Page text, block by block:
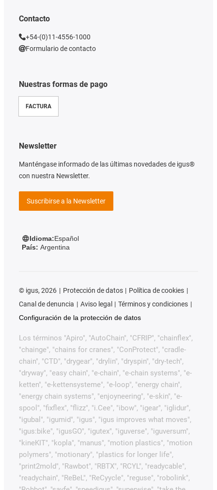
Nuestras formas de pago
FACTURA
Contacto
+54-(0)11-4556-1000
Formulario de contacto
Newsletter
Manténgase informado de las últimas novedades de igus®
con nuestra Newsletter.
Suscribirse a la Newsletter
Idioma:Español
País: Argentina
© igus, 2026 Protección de datos
Política de cookies
Canal de denuncia
Aviso legal
Términos y condiciones
Configuración de la protección de datos
Los términos "Apiro", "AutoChain", "CFRIP", "chainflex",
"chainge", "chains for cranes", "ConProtect", "cradle-
chain", "CTD", "drygear", "drylin", "dryspin", "dry-tech",
"dryway", "easy chain", "e-chain", "e-chain systems", "e-
ketten", "e-kettensysteme", "e-loop", "energy chain",
"energy chain systems", "enjoyneering", "e-skin", "e-
spool", "fixflex", "flizz", "i.Cee", "ibow", "igear", "iglidur",
"igubal", "igumid", "igus", "igus improves what moves",
"igus:bike", "igusGO", "igutex", "iguverse", "iguversum",
"kineKIT", "kopla", "manus", "motion plastics", "motion
polymers", "motionary", "plastics for longer life",
"print2mold", "Rawbot", "RBTX", "RCYL", "readycable",
"readychain", "ReBeL", "ReCyycle", "reguse", "robolink",